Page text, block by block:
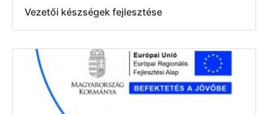
Vezetői készségek fejlesztése